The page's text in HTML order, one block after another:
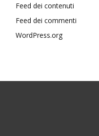
Feed dei contenuti
Feed dei commenti
WordPress.org